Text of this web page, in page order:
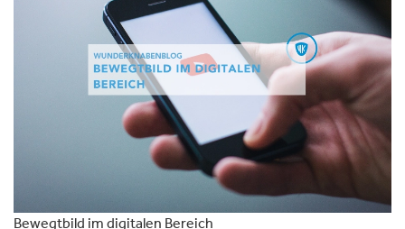
Bewegtbild im digitalen Bereich